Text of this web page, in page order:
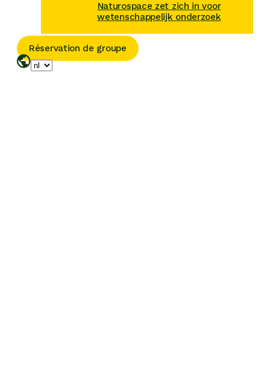
Naturospace zet zich in voor
wetenschappelijk onderzoek
Réservation de groupe